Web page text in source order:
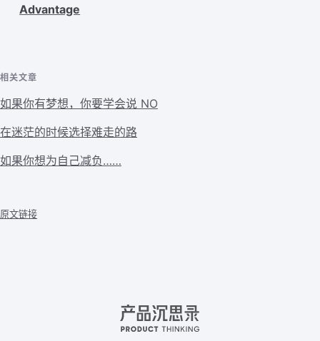
Advantage
相关文章
如果你有梦想，你要学会说 NO
在迷茫的时候选择难走的路
如果你想为自己减负……
原文链接